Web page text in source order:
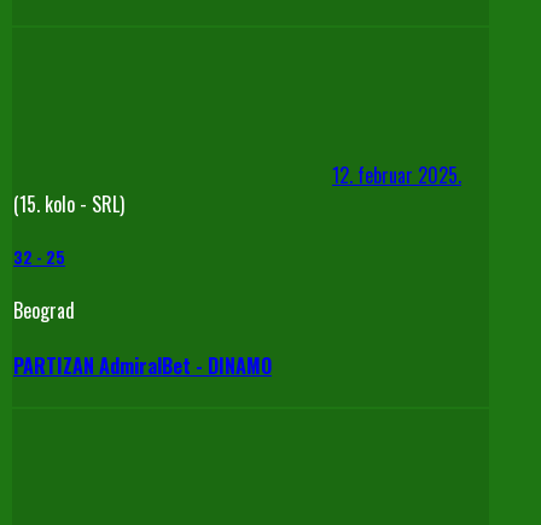
12. februar 2025.
(15. kolo - SRL)
32 - 25
Beograd
PARTIZAN AdmiralBet - DINAMO